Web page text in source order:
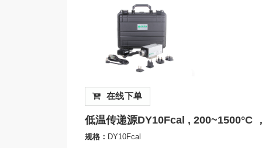
在线下单
低温传递源DY10Fcal , 200~1500°C
规格： DY10Fcal